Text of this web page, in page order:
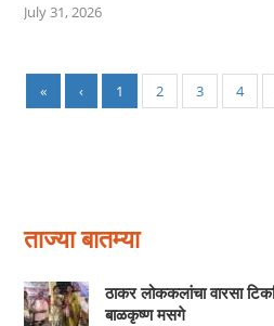
July 31, 2026
« ‹ 1 2 3 4
ताज्या बातम्या
ठाकर लोककलांचा वारसा
बाळकृष्ण मसगे